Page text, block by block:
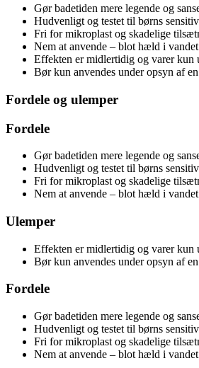
Gør badetiden mere legende og
Hudvenligt og testet til børns
Fri for mikroplast og skadelige
Nem at anvende – blot hæld i vandet
Effekten er midlertidig og varer kun
Bør kun anvendes under opsyn af
Fordele og ulemper
Fordele
Gør badetiden mere legende og
Hudvenligt og testet til børns
Fri for mikroplast og skadelige
Nem at anvende – blot hæld i vandet
Ulemper
Effekten er midlertidig og varer kun
Bør kun anvendes under opsyn af
Fordele
Gør badetiden mere legende og
Hudvenligt og testet til børns
Fri for mikroplast og skadelige
Nem at anvende – blot hæld i vandet